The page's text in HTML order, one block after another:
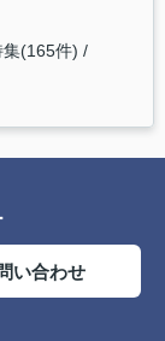
(165件)
い合わせ